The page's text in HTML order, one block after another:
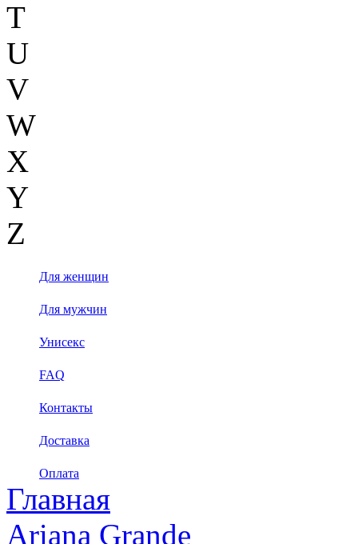
T
U
V
W
X
Y
Z
Для женщин
Для мужчин
Унисекс
FAQ
Контакты
Доставка
Оплата
Главная
Ariana Grande